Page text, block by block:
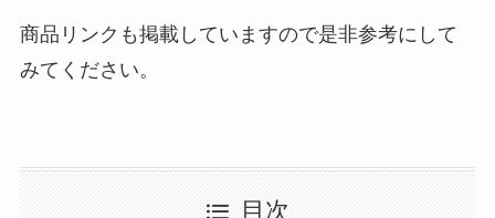
商品リンクも掲載していますので是非参考にして
みてください。
目次